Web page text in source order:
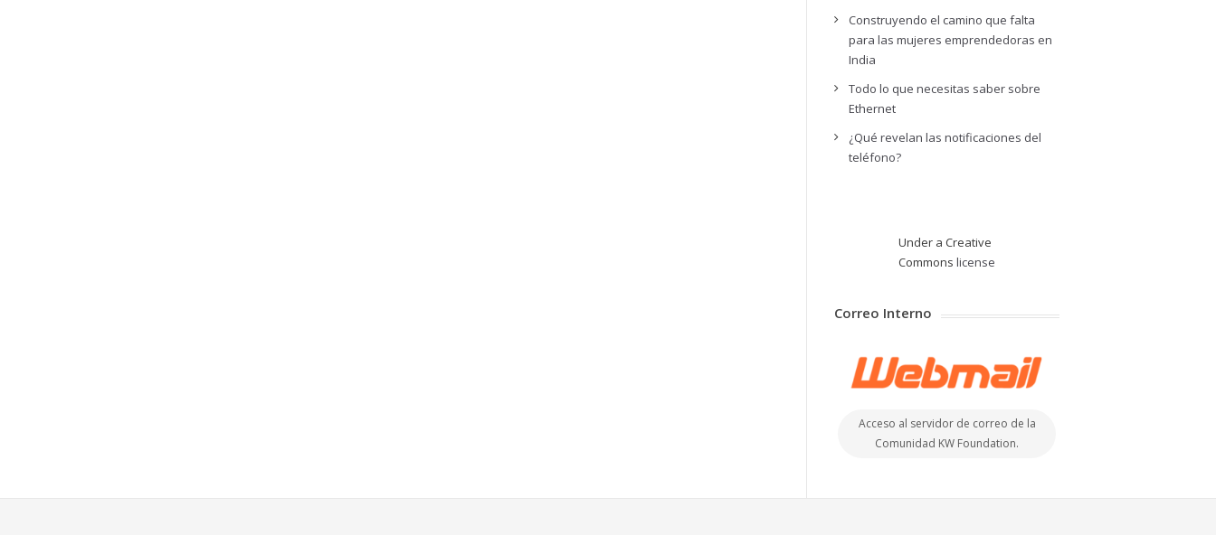
Construyendo el camino que falta
para las mujeres emprendedoras en
India
Todo lo que necesitas saber sobre
Ethernet
¿Qué revelan las notificaciones del
teléfono?
Under a Creative
Commons license
Correo Interno
Acceso al servidor de correo de la
Comunidad KW Foundation.